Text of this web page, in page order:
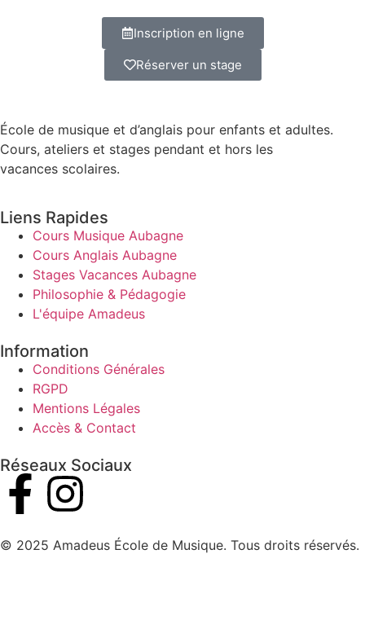
Inscription en ligne
Réserver un stage
École de musique et d’anglais pour enfants et adultes.
Cours, ateliers et stages pendant et hors les
vacances scolaires.
Liens Rapides
Cours Musique Aubagne
Cours Anglais Aubagne
Stages Vacances Aubagne
Philosophie & Pédagogie
L'équipe Amadeus
Information
Conditions Générales
RGPD
Mentions Légales
Accès & Contact
Réseaux Sociaux
© 2025 Amadeus École de Musique. Tous droits réservés.